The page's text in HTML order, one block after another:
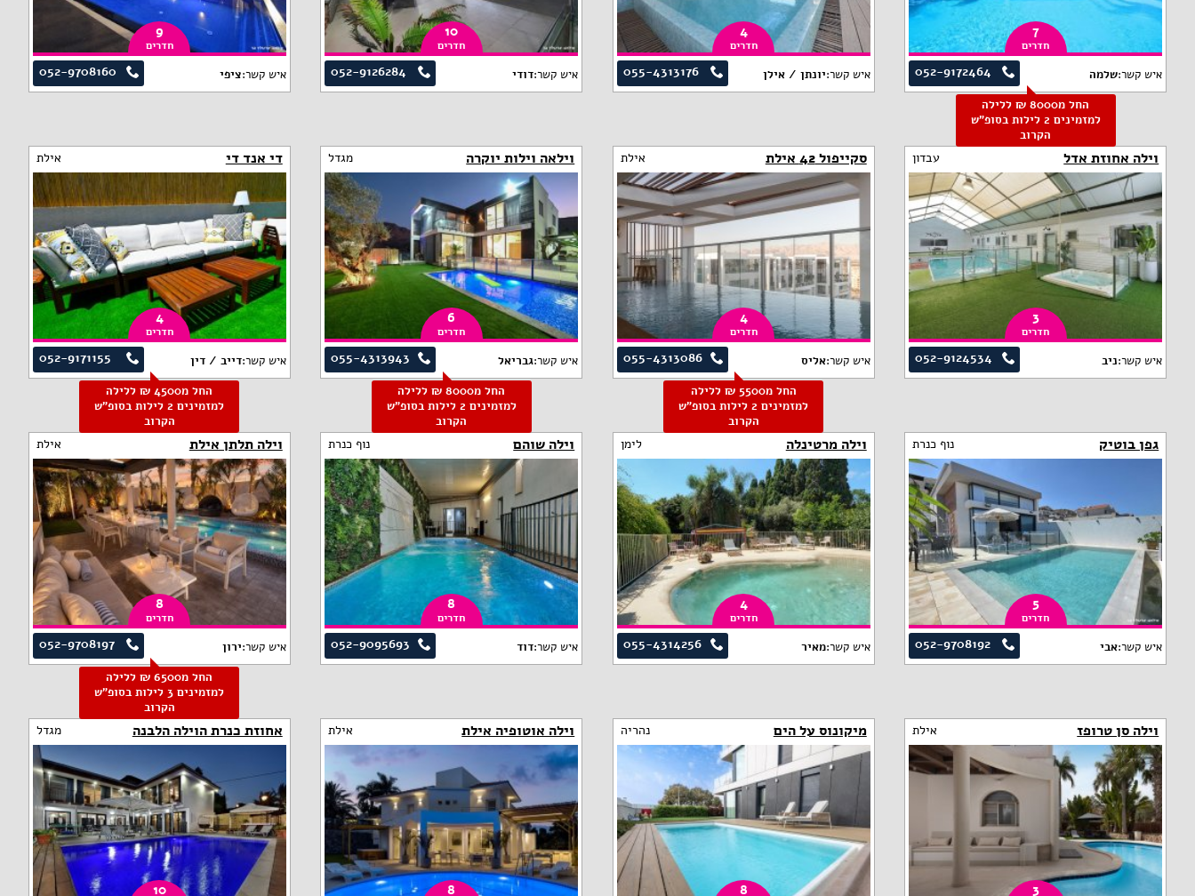
7
חדרים
052-9172464 איש קשר:שלמה
החל מ8000 ₪ ללילה
למזמינים 2 לילות בסופ"ש
הקרוב
4
חדרים
055-4313176 איש קשר:יונתן / אילן
10
חדרים
052-9126284 איש קשר:דודי
9
חדרים
052-9708160 איש קשר:ציפי
וילה אחוזת אדל עבדון
3
חדרים
052-9124534 איש קשר:ניב
סקייפול 42 אילת אילת
4
חדרים
055-4313086 איש קשר:אליס
החל מ5500 ₪ ללילה
למזמינים 2 לילות בסופ"ש
הקרוב
וילאה וילות יוקרה מגדל
6
חדרים
055-4313943 איש קשר:גבריאל
החל מ8000 ₪ ללילה
למזמינים 2 לילות בסופ"ש
הקרוב
די אנד די אילת
4
חדרים
052-9171155 איש קשר:דייב / דין
החל מ4500 ₪ ללילה
למזמינים 2 לילות בסופ"ש
הקרוב
גפן בוטיק נוף כנרת
5
חדרים
052-9708192 איש קשר:אבי
וילה מרטינלה לימן
4
חדרים
055-4314256 איש קשר:מאיר
וילה שוהם נוף כנרת
8
חדרים
052-9095693 איש קשר:דוד
וילה תלתן אילת אילת
8
חדרים
052-9708197 איש קשר:ירון
החל מ6500 ₪ ללילה
למזמינים 3 לילות בסופ"ש
הקרוב
וילה סן טרופז אילת
3
מיקונוס על הים נהריה
8
וילה אוטופיה אילת אילת
8
אחוזת כנרת הוילה הלבנה מגדל
10